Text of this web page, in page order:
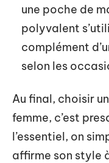
une poche de
polyvalent
complément
selon les
Au final, choisir
femme, c’est
l’essentiel, on
affirme son style